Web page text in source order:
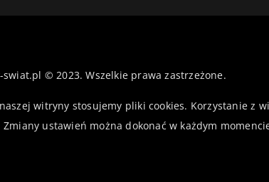
swiat.pl © 2023. Wszelkie prawa zastrzeżone.
witryny stosujemy pliki cookies. Korzystanie z
Zmiany ustawień można dokonać w każdym